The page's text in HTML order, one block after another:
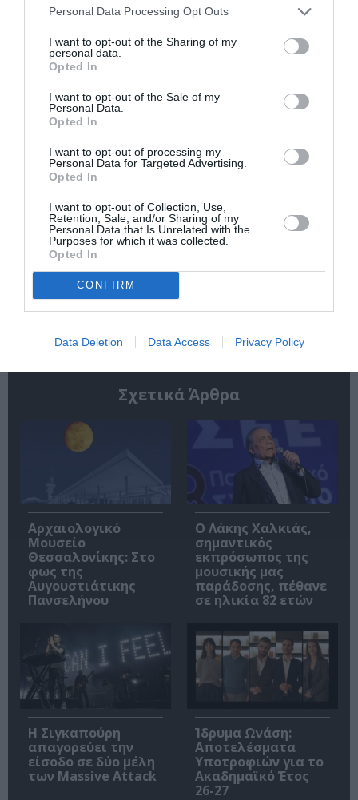
Personal Data Processing Opt Outs
I want to opt-out of the Sharing of my
personal data.
Opted In
I want to opt-out of the Sale of my
Personal Data.
Opted In
I want to opt-out of processing my
Personal Data for Targeted Advertising.
Opted In
I want to opt-out of Collection, Use,
Retention, Sale, and/or Sharing of my
Personal Data that Is Unrelated with the
Purposes for which it was collected.
Opted In
CONFIRM
Data Deletion Data Access Privacy Policy
Νέοι Διαγωνισμοί❯
Tags
ΣΕΜΙΝΑΡΙΑ – ΣΥΝΕΔΡΙΑ
Newsletter
Κάθε βδομάδα στο e-mail σας τα τελευταία νέα για
Ακολουθήστε το Culturenow.gr
Σχετικά Άρθρα
Αρχαιολογικό
Μουσείο
Θεσσαλονίκης: Στο
φως της
Αυγουστιάτικης
Πανσελήνου
Ο Λάκης Χαλκιάς,
σημαντικός
εκπρόσωπος της
μουσικής μας
παράδοσης, πέθανε
σε ηλικία 82 ετών
Η Σιγκαπούρη
απαγορεύει την
είσοδο σε δύο μέλη
των Massive Attack
Ίδρυμα Ωνάση:
Αποτελέσματα
Υποτροφιών για το
Ακαδημαϊκό Έτος
26-27